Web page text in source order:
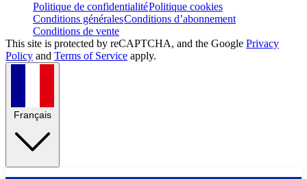
Politique de confidentialitéPolitique cookies
Conditions généralesConditions d’abonnement
Conditions de vente
This site is protected by reCAPTCHA, and the Google Privacy
Policy and Terms of Service apply.
Français